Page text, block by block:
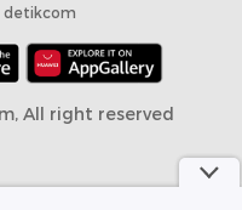
detikcom
All right reserved